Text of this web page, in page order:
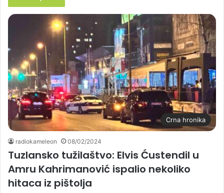
Crna hronika
radiokameleon 08/02/2024
Tuzlansko tužilaštvo: Elvis Ćustendil u
Amru Kahrimanović ispalio nekoliko
hitaca iz pištolja